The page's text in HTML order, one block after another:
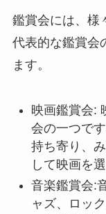
鑑賞会には、様
代表的な鑑賞会
ます。
映画鑑賞会:
会の一つで
持ち寄り、
して映画を
音楽鑑賞会:
ャズ、ロッ